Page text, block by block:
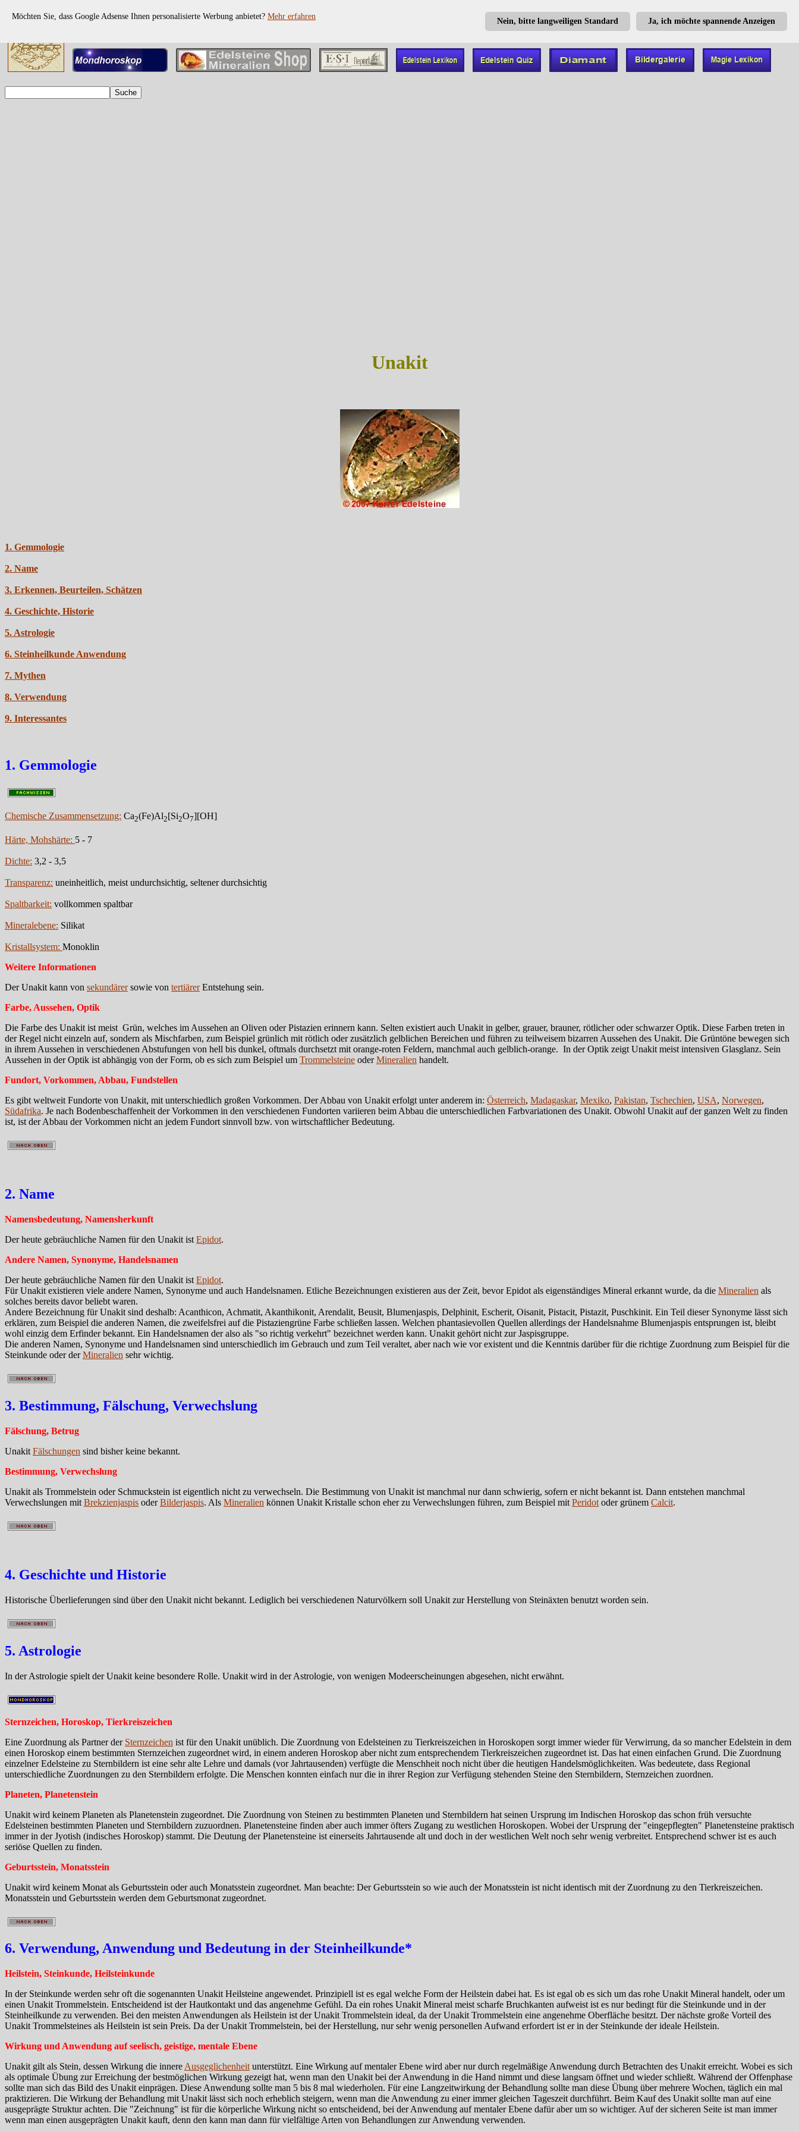
Ja, ich möchte spannende Anzeigen
Nein, bitte langweiligen Standard
Möchten Sie, dass Google Adsense Ihnen personalisierte Werbung anbietet? Mehr erfahren
Unakit
1. Gemmologie
2. Name
3. Erkennen, Beurteilen, Schätzen
4. Geschichte, Historie
5. Astrologie
6. Steinheilkunde Anwendung
7. Mythen
8. Verwendung
9. Interessantes
1. Gemmologie
Chemische Zusammensetzung: Ca2(Fe)Al2[Si2O7][OH]
Härte, Mohshärte: 5 - 7
Dichte: 3,2 - 3,5
Transparenz: uneinheitlich, meist undurchsichtig, seltener durchsichtig
Spaltbarkeit: vollkommen spaltbar
Mineralebene: Silikat
Kristallsystem: Monoklin
Weitere Informationen
Der Unakit kann von sekundärersowie von tertiärerEntstehung sein.
Farbe, Aussehen, Optik
Die Farbe des Unakit ist meist Grün, welches im Aussehen an Oliven oder Pistazien erinnern kann. Selten existiert auch Unakit in gelber, grauer, brauner, rötlicher oder schwarzer Optik. Diese Farben treten in
der Regel nicht einzeln auf, sondern als Mischfarben, zum Beispiel grünlich mit rötlich oder zusätzlich gelblichen Bereichen und führen zu teilweisem bizarren Aussehen des Unakit. Die Grüntöne bewegen sich
in ihrem Aussehen in verschiedenen Abstufungen von hell bis dunkel, oftmals durchsetzt mit orange-roten Feldern, manchmal auch gelblich-orange. In der Optik zeigt Unakit meist intensiven Glasglanz. Sein
Aussehen in der Optik ist abhängig von der Form, ob es sich zum Beispiel um Trommelsteine oderMineralien handelt.
Fundort, Vorkommen, Abbau, Fundstellen
Es gibt weltweit Fundorte von Unakit, mit unterschiedlich großen Vorkommen. Der Abbau von Unakit erfolgt unter anderem in: Österreich, Madagaskar, Mexiko, Pakistan, Tschechien, USA, Norwegen,
Südafrika. Je nach Bodenbeschaffenheit der Vorkommen in den verschiedenen Fundorten variieren beim Abbau die unterschiedlichen Farbvariationen des Unakit. Obwohl Unakit auf der ganzen Welt zu finden
ist, ist der Abbau der Vorkommen nicht an jedem Fundort sinnvoll bzw. von wirtschaftlicher Bedeutung.
2. Name
Namensbedeutung, Namensherkunft
Der heute gebräuchliche Namen für den Unakit ist Epidot.
Andere Namen, Synonyme, Handelsnamen
Der heute gebräuchliche Namen für den Unakit ist Epidot.
Für Unakit existieren viele andere Namen, Synonyme und auch Handelsnamen. Etliche Bezeichnungen existieren aus der Zeit, bevor Epidot als eigenständiges Mineral erkannt wurde, da die Mineralien als
solches bereits davor beliebt waren.
Andere Bezeichnung für Unakit sind deshalb: Acanthicon, Achmatit, Akanthikonit, Arendalit, Beusit, Blumenjaspis, Delphinit, Escherit, Oisanit, Pistacit, Pistazit, Puschkinit. Ein Teil dieser Synonyme lässt sich
erklären, zum Beispiel die anderen Namen, die zweifelsfrei auf die Pistaziengrüne Farbe schließen lassen. Welchen phantasievollen Quellen allerdings der Handelsnahme Blumenjaspis entsprungen ist, bleibt
wohl einzig dem Erfinder bekannt. Ein Handelsnamen der also als "so richtig verkehrt" bezeichnet werden kann. Unakit gehört nicht zur Jaspisgruppe.
Die anderen Namen, Synonyme und Handelsnamen sind unterschiedlich im Gebrauch und zum Teil veraltet, aber nach wie vor existent und die Kenntnis darüber für die richtige Zuordnung zum Beispiel für die
Steinkunde oder derMineralien sehr wichtig.
3. Bestimmung, Fälschung, Verwechslung
Fälschung, Betrug
Unakit Fälschungen sind bisher keine bekannt.
Bestimmung, Verwechslung
Unakit als Trommelstein oder Schmuckstein ist eigentlich nicht zu verwechseln. Die Bestimmung von Unakit ist manchmal nur dann schwierig, sofern er nicht bekannt ist. Dann entstehen manchmal
Verwechslungen mit Brekzienjaspis oderBilderjaspis. Als Mineralien können Unakit Kristalle schon eher zu Verwechslungen führen, zum Beispiel mit Peridot oder grünem Calcit.
4. Geschichte und Historie
Historische Überlieferungen sind über den Unakit nicht bekannt. Lediglich bei verschiedenen Naturvölkern soll Unakit zur Herstellung von Steinäxten benutzt worden sein.
5. Astrologie
In der Astrologie spielt der Unakit keine besondere Rolle. Unakit wird in der Astrologie, von wenigen Modeerscheinungen abgesehen, nicht erwähnt.
Sternzeichen, Horoskop, Tierkreiszeichen
Eine Zuordnung als Partner der Sternzeichen ist für den Unakit unüblich. Die Zuordnung von Edelsteinen zu Tierkreiszeichen in Horoskopen sorgt immer wieder für Verwirrung, da so mancher Edelstein in dem
einen Horoskop einem bestimmten Sternzeichen zugeordnet wird, in einem anderen Horoskop aber nicht zum entsprechendem Tierkreiszeichen zugeordnet ist. Das hat einen einfachen Grund. Die Zuordnung
einzelner Edelsteine zu Sternbildern ist eine sehr alte Lehre und damals (vor Jahrtausenden) verfügte die Menschheit noch nicht über die heutigen Handelsmöglichkeiten. Was bedeutete, dass Regional
unterschiedliche Zuordnungen zu den Sternbildern erfolgte. Die Menschen konnten einfach nur die in ihrer Region zur Verfügung stehenden Steine den Sternbildern, Sternzeichen zuordnen.
Planeten, Planetenstein
Unakit wird keinem Planeten als Planetenstein zugeordnet. Die Zuordnung von Steinen zu bestimmten Planeten und Sternbildern hat seinen Ursprung im Indischen Horoskop das schon früh versuchte
Edelsteinen bestimmten Planeten und Sternbildern zuzuordnen. Planetensteine finden aber auch immer öfters Zugang zu westlichen Horoskopen. Wobei der Ursprung der "eingepflegten" Planetensteine praktisch
immer in der Jyotish (indisches Horoskop) stammt. Die Deutung der Planetensteine ist einerseits Jahrtausende alt und doch in der westlichen Welt noch sehr wenig verbreitet. Entsprechend schwer ist es auch
seriöse Quellen zu finden.
Geburtsstein, Monatsstein
Unakit wird keinem Monat als Geburtsstein oder auch Monatsstein zugeordnet. Man beachte: Der Geburtsstein so wie auch der Monatsstein ist nicht identisch mit der Zuordnung zu den Tierkreiszeichen.
Monatsstein und Geburtsstein werden dem Geburtsmonat zugeordnet.
6. Verwendung, Anwendung und Bedeutung in der Steinheilkunde*
Heilstein, Steinkunde, Heilsteinkunde
In der Steinkunde werden sehr oft die sogenannten Unakit Heilsteine angewendet. Prinzipiell ist es egal welche Form der Heilstein dabei hat. Es ist egal ob es sich um das rohe Unakit Mineral handelt, oder um
einen Unakit Trommelstein. Entscheidend ist der Hautkontakt und das angenehme Gefühl. Da ein rohes Unakit Mineral meist scharfe Bruchkanten aufweist ist es nur bedingt für die Steinkunde und in der
Steinheilkunde zu verwenden. Bei den meisten Anwendungen als Heilstein ist der Unakit Trommelstein ideal, da der Unakit Trommelstein eine angenehme Oberfläche besitzt. Der nächste große Vorteil des
Unakit Trommelsteines als Heilstein ist sein Preis. Da der Unakit Trommelstein, bei der Herstellung, nur sehr wenig personellen Aufwand erfordert ist er in der Steinkunde der ideale Heilstein.
Wirkung und Anwendung auf seelisch, geistige, mentale Ebene
Unakit gilt als Stein, dessen Wirkung die innere Ausgeglichenheit unterstützt. Eine Wirkung auf mentaler Ebene wird aber nur durch regelmäßige Anwendung durch Betrachten des Unakit erreicht. Wobei es sich
als optimale Übung zur Erreichung der bestmöglichen Wirkung gezeigt hat, wenn man den Unakit bei der Anwendung in die Hand nimmt und diese langsam öffnet und wieder schließt. Während der Offenphase
sollte man sich das Bild des Unakit einprägen. Diese Anwendung sollte man 5 bis 8 mal wiederholen. Für eine Langzeitwirkung der Behandlung sollte man diese Übung über mehrere Wochen, täglich ein mal
praktizieren. Die Wirkung der Behandlung mit Unakit lässt sich noch erheblich steigern, wenn man die Anwendung zu einer immer gleichen Tageszeit durchführt. Beim Kauf des Unakit sollte man auf eine
ausgeprägte Struktur achten. Die "Zeichnung" ist für die körperliche Wirkung nicht so entscheidend, bei der Anwendung auf mentaler Ebene dafür aber um so wichtiger. Auf der sicheren Seite ist man immer
wenn man einen ausgeprägten Unakit kauft, denn den kann man dann für vielfältige Arten von Behandlungen zur Anwendung verwenden.